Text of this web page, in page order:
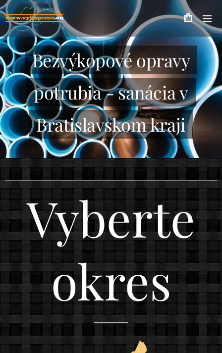
Bezvýkopové opravy
potrubia - sanácia v
Bratislavskom kraji
Vyberte
okres